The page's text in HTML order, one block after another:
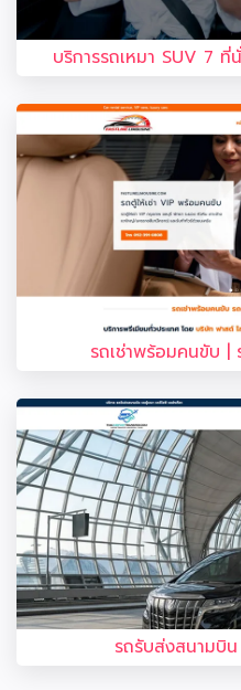
บริการรถเหมา SUV 7
รถเช่าพร้อมคนขับ |
รถรับส่งสนามบิ